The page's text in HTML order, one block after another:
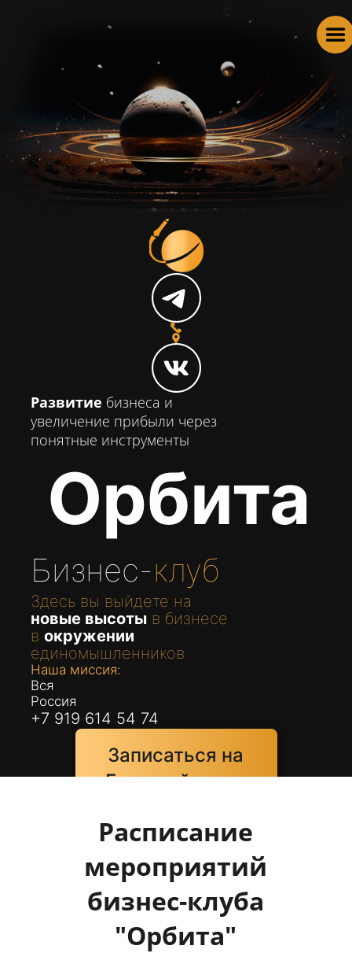
Развитие бизнеса и
увеличение прибыли через
понятные инструменты
Орбита
Бизнес-клуб
Здесь вы выйдете на
новые высоты в бизнесе
в окружении
единомышленников
Наша миссия:
Вся
Россия
+7 919 614 54 74
Записаться на
Гостевой визит
Расписание
мероприятий
бизнес-клуба
"Орбита"